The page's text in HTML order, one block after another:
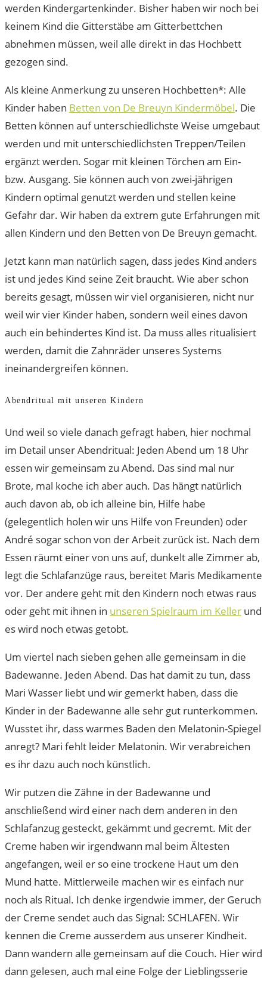
werden Kindergartenkinder. Bisher haben wir noch bei
keinem Kind die Gitterstäbe am Gitterbettchen
abnehmen müssen, weil alle direkt in das Hochbett
gezogen sind.
Als kleine Anmerkung zu unseren Hochbetten*: Alle
Kinder haben Betten von De Breuyn Kindermöbel. Die
Betten können auf unterschiedlichste Weise umgebaut
werden und mit unterschiedlichsten Treppen/Teilen
ergänzt werden. Sogar mit kleinen Törchen am Ein-
bzw. Ausgang. Sie können auch von zwei-jährigen
Kindern optimal genutzt werden und stellen keine
Gefahr dar. Wir haben da extrem gute Erfahrungen mit
allen Kindern und den Betten von De Breuyn gemacht.
Jetzt kann man natürlich sagen, dass jedes Kind anders
ist und jedes Kind seine Zeit braucht. Wie aber schon
bereits gesagt, müssen wir viel organisieren, nicht nur
weil wir vier Kinder haben, sondern weil eines davon
auch ein behindertes Kind ist. Da muss alles ritualisiert
werden, damit die Zahnräder unseres Systems
ineinandergreifen können.
Abendritual mit unseren Kindern
Und weil so viele danach gefragt haben, hier nochmal
im Detail unser Abendritual: Jeden Abend um 18 Uhr
essen wir gemeinsam zu Abend. Das sind mal nur
Brote, mal koche ich aber auch. Das hängt natürlich
auch davon ab, ob ich alleine bin, Hilfe habe
(gelegentlich holen wir uns Hilfe von Freunden) oder
André sogar schon von der Arbeit zurück ist. Nach dem
Essen räumt einer von uns auf, dunkelt alle Zimmer ab,
legt die Schlafanzüge raus, bereitet Maris Medikamente
vor. Der andere geht mit den Kindern noch etwas raus
oder geht mit ihnen in unseren Spielraum im Keller und
es wird noch etwas getobt.
Um viertel nach sieben gehen alle gemeinsam in die
Badewanne. Jeden Abend. Das hat damit zu tun, dass
Mari Wasser liebt und wir gemerkt haben, dass die
Kinder in der Badewanne alle sehr gut runterkommen.
Wusstet ihr, dass warmes Baden den Melatonin-Spiegel
anregt? Mari fehlt leider Melatonin. Wir verabreichen
es ihr dazu auch noch künstlich.
Wir putzen die Zähne in der Badewanne und
anschließend wird einer nach dem anderen in den
Schlafanzug gesteckt, gekämmt und gecremt. Mit der
Creme haben wir irgendwann mal beim Ältesten
angefangen, weil er so eine trockene Haut um den
Mund hatte. Mittlerweile machen wir es einfach nur
noch als Ritual. Ich denke irgendwie immer, der Geruch
der Creme sendet auch das Signal: SCHLAFEN. Wir
kennen die Creme ausserdem aus unserer Kindheit.
Dann wandern alle gemeinsam auf die Couch. Hier wird
dann gelesen, auch mal eine Folge der Lieblingsserie